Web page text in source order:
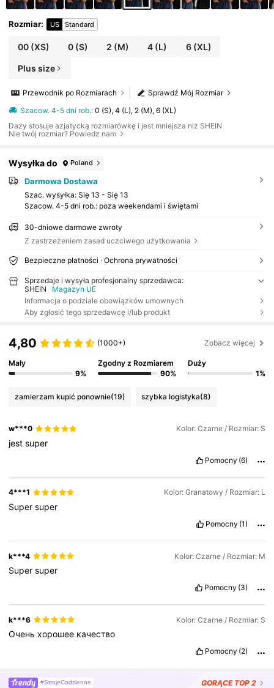
Rozmiar: US Standard
00(XS) 0(S) 2 (M) 4 (L) 6(XL)
Plus size
Sprawdź Mój Rozmiar
Przewodnik po Rozmiarach
Szacow. 4-5 dni rob.:0 (S), 4 (L), 2 (M), 6 (XL)
Dazy stosuje azjatycką rozmiarówkę i jest mniejsza niż SHEIN
Nie twój rozmiar? Powiedz nam
Wysyłka do Poland
Darmowa Dostawa
Szac. wysyłka: Się 13 - Się 13
Szacow. 4-5 dni rob.: poza weekendami i świętami
30-dniowe darmowe zwroty
Z zastrzeżeniem zasad uczciwego użytkowania
Bezpieczne płatności · Ochrona prywatności
Sprzedaje i wysyła profesjonalny sprzedawca:
SHEIN
Magazyn UE
Informacja o podziale obowiązków umownych
Aby zgłosić tego sprzedawcę i/lub produkt
4,80 (1000+) Zobacz więcej
Mały
9%
Zgodny z Rozmiarem
90%
Duży
1%
zamierzam kupić ponownie(19) szybka logistyka(8)
w***0 Kolor: Czarne / Rozmiar: S
jestsuper
Pomocny (6)
4***1 Kolor: Granatowy / Rozmiar: L
Supersuper
Pomocny (1)
k***4 Kolor: Czarne / Rozmiar: M
Supersuper
Pomocny (3)
k***6 Kolor: Czarne / Rozmiar: S
Оченьхорошее качество
Pomocny (2)
#StrojeCodzienne GORĄCE TOP 2